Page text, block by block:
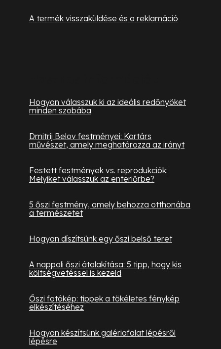
A termék visszaküldése és a reklamáció
Hogyan válasszuk ki az ideális redőnyöket
minden szobába
Dmitrij Belov festményei: Kortárs
művészet, amely meghatározza az irányt
Festett festmények vs. reprodukciók:
Melyiket válasszuk az enteriőrbe?
5 őszi festmény, amely behozza otthonába
a természetet
Hogyan díszítsünk egy őszi belső teret
A nappali őszi átalakítása: 5 tipp, hogy kis
költségvetéssel is kezeld
Őszi fotókép: tippek a tökéletes fénykép
elkészítéséhez
Hogyan készítsünk galériafalat lépésről
lépésre